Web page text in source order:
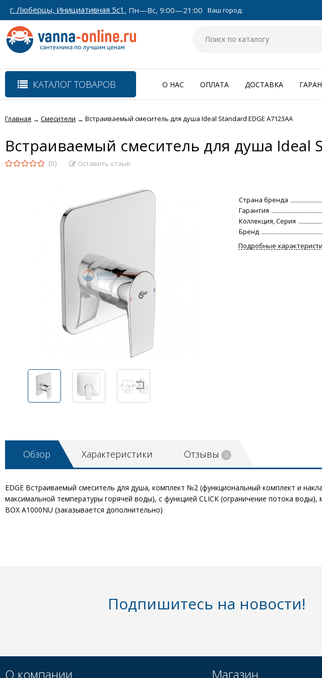
г. Люберцы, Инициативная 5с1 , Пн—Вс, 9:00—21:00 Ваш город:
КАТАЛОГ ТОВАРОВ О НАС ОПЛАТА ДОСТАВКА
Главная → Смесители → Встраиваемый смеситель для душа Ideal Standard EDGE A7123AA
Встраиваемый смеситель для душа Ideal
(0) Оставить отзыв
Страна бренда
Гарантия
Коллекция, Серия
Бренд
Подробные
Обзор Характеристики Отзывы 0
EDGE Встраиваемый смеситель для душа, комплект №2 (функциональный комплект и
максимальной температуры горячей воды), с функцией CLICK (ограничение потока
BOX A1000NU (заказывается дополнительно)
Подпишитесь на новости!
О компании Магазин